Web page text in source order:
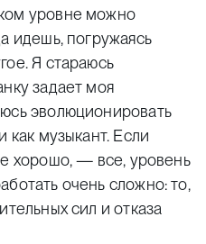
уровне можно
идешь, погружаясь
Я стараюсь
задает моя
эволюционировать
как музыкант. Если
хорошо, — все, уровень
очень сложно: то,
сил и отказа